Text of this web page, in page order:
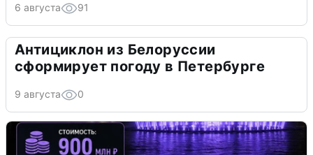
6 августа 91
Антициклон из Белоруссии
сформирует погоду в Петербурге
9 августа 0